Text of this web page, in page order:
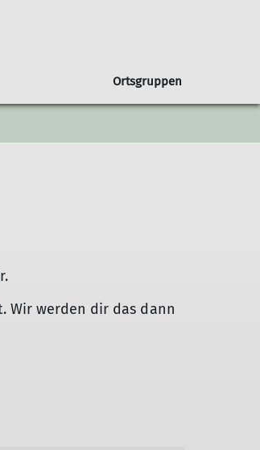
Newsletter
ProgrammheftSportgruppe
& Bouldern mit Kids
Ortsgruppen
Wir werden dir das dann